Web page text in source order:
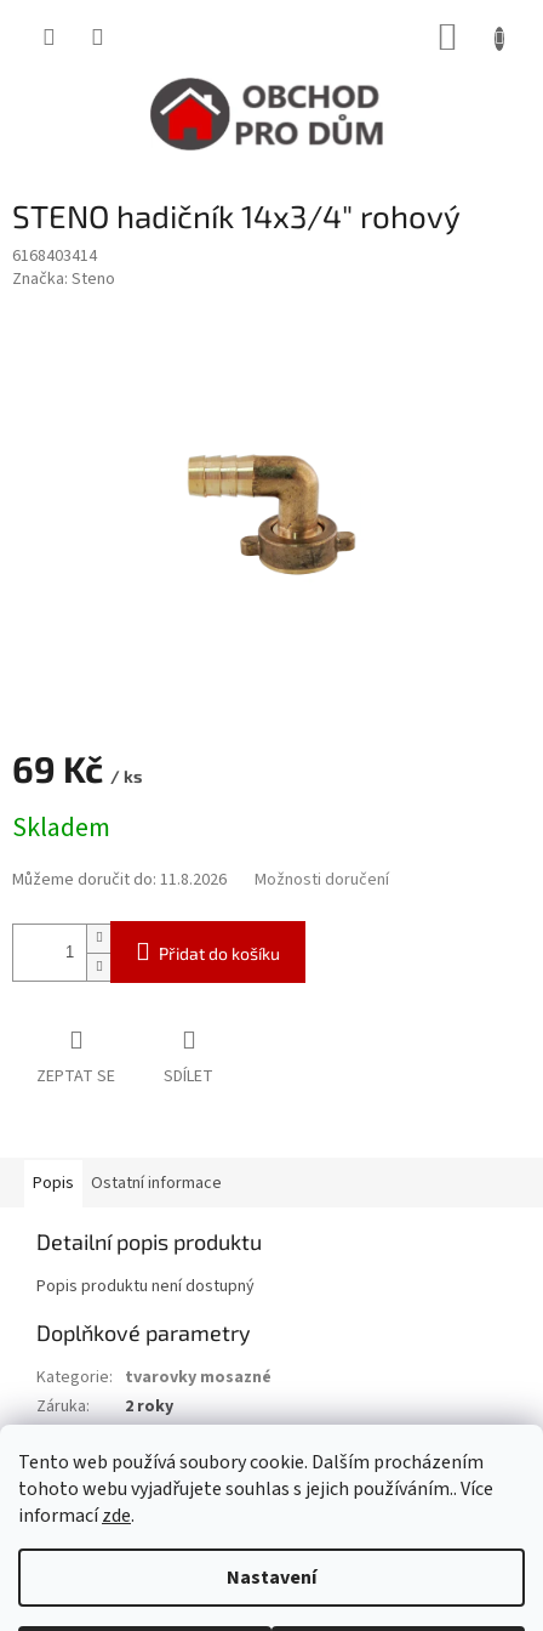
Tento web používá soubory cookie. Dalším procházením
tohoto webu vyjadřujete souhlas s jejich používáním.. Více
informacízde.
Nastavení
STENO hadičník 14x3/4" rohový
6168403414
Značka: Steno
69 Kč / ks
cena:
Skladem
Můžeme doručit do: 11.8.2026 Možnosti doručení
Přidat do košíku
ZEPTAT SE SDÍLET
Popis Ostatní informace
Detailní popis produktu
Popis produktu není dostupný
Doplňkové parametry
Kategorie: tvarovky mosazné
Záruka:
2 roky
EAN: 8595042214321
Vytvořil Shoptet